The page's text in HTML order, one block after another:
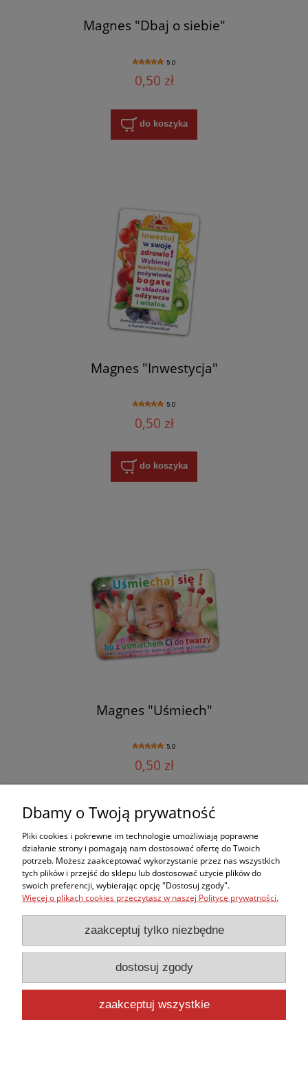
Magnes "Dbaj o siebie"
5.0
0,50 zł
do koszyka
Magnes "Inwestycja"
5.0
0,50 zł
do koszyka
Magnes "Uśmiech"
5.0
0,50 zł
do koszyka
Dbamy o Twoją prywatność
Pliki cookies i pokrewne im technologie umożliwiają poprawne
działanie strony i pomagają nam dostosować ofertę do Twoich
potrzeb. Możesz zaakceptować wykorzystanie przez nas wszystkich
tych plików i przejść do sklepu lub dostosować użycie plików do
swoich preferencji, wybierając opcję "Dostosuj zgody".
Więcej o plikach cookies przeczytasz w naszej Polityce prywatności.
zaakceptuj tylko niezbędne
dostosuj zgody
zaakceptuj wszystkie